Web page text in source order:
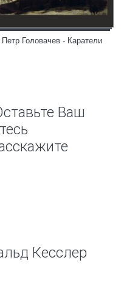
Петр Головачев - Каратели
Ваш
Кесслер